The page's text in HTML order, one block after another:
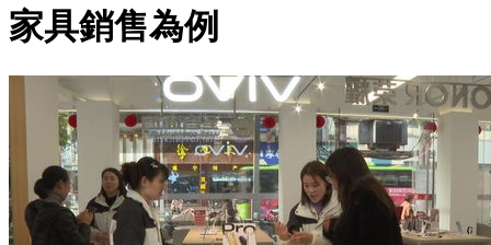
家具銷售為例